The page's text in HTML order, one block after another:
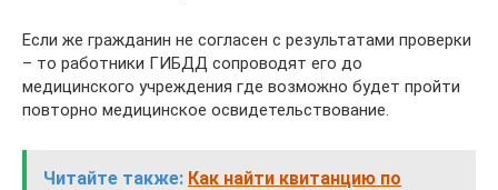
Если же гражданин не согласен с результатами проверки
– то работники ГИБДД сопроводят его до
медицинского учреждения где возможно будет пройти
повторно медицинское освидетельствование.
Читайте также: Как найти квитанцию по